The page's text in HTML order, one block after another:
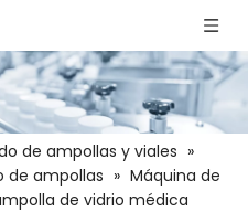
de ampollas y viales »
de ampollas » Máquina de
de vidrio médica